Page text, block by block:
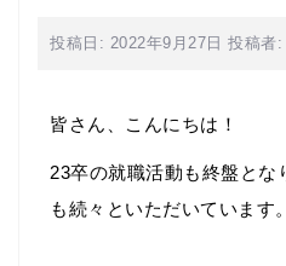
投稿日: 2022年9月27日 投稿者:
皆さん、こんにちは！
23卒の就職活動も終盤とな
も続々といただいています。